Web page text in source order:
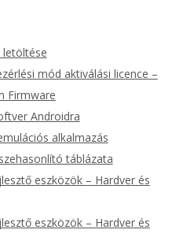
mód aktiválási licence –
Firmware
Androidra
alkalmazás
táblázata
eszközök – Hardver és
eszközök – Hardver és